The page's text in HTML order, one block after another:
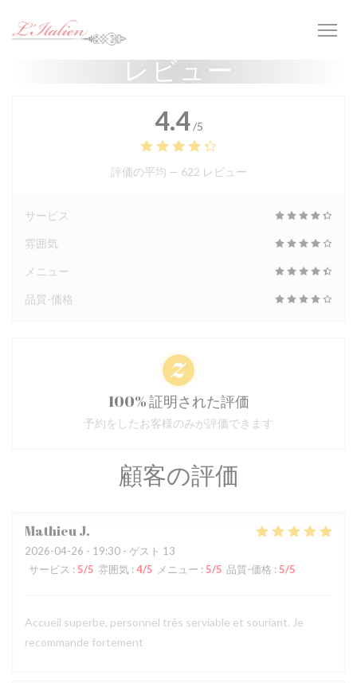
レビュー
顧客の評価
MathieuJ
2026-04-26 - 19:30 - ゲスト 13
サービス : 5/5 雰囲気 : 4/5 メニュー : 5/5 品質-価格 : 5/5
Accueil superbe, personnel très serviable et souriant. Je
recommande fortement
4.4 /5
評価の平均 — 622 レビュー
サービス
雰囲気
メニュー
品質-価格
100% 証明された評価
予約をしたお客様のみが評価できます